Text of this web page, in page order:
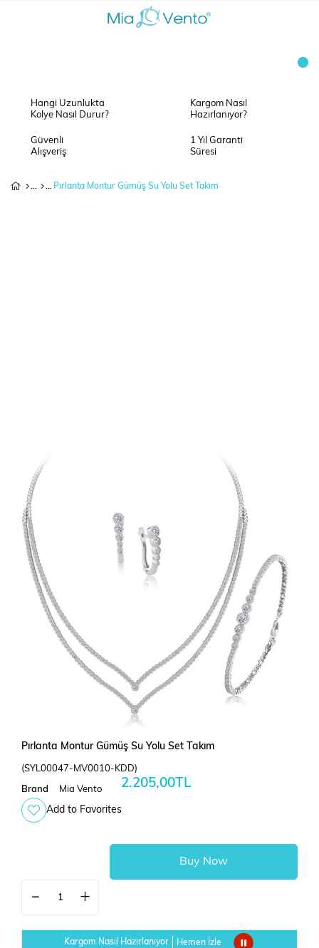
Hangi Uzunlukta
Kolye Nasıl Durur?
Kargom Nasıl
Hazırlanıyor?
Güvenli
Alışveriş
1 Yıl Garanti
Süresi
Pırlanta Montur Gümüş Su Yolu Set Takım
Pırlanta Montur Gümüş Su Yolu Set Takım
(SYL00047-MV0010-KDD)
Brand Mia Vento 2.205,00TL
Add to Favorites
Kargom Nasıl Hazırlanıyor Hemen İzle